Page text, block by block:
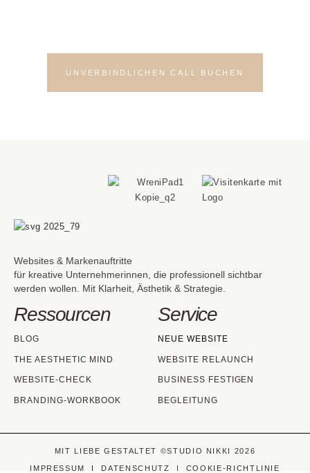
UNVERBINDLICHEN CALL BUCHEN
Websites & Markenauftritte
für kreative Unternehmerinnen, die professionell sichtbar
werden wollen. Mit Klarheit, Ästhetik & Strategie.
Ressourcen
BLOG
THE AESTHETIC MIND
WEBSITE-CHECK
BRANDING-WORKBOOK
Service
NEUE WEBSITE
WEBSITE RELAUNCH
BUSINESS FESTIGEN
BEGLEITUNG
MIT LIEBE GESTALTET ©STUDIO NIKKI 2026
IMPRESSUM DATENSCHUTZ COOKIE-RICHTLINIE